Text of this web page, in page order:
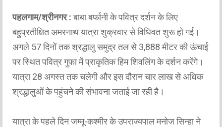
पहलगाम/श्रीनगर :बाबा बर्फानी के पवित्र दर्शन के लिए
बहुप्रतीक्षित अमरनाथ यात्रा शुक्रवार से विधिवत शुरू हो गई।
अगले 57 दिनों तक श्रद्धालु समुद्र तल से 3,888 मीटर की ऊंचाई
पर स्थित पवित्र गुफा में प्राकृतिक हिम शिवलिंग के दर्शन करेंगे।
यात्रा 28 अगस्त तक चलेगी और इस दौरान चार लाख से अधिक
श्रद्धालुओं के पहुंचने की संभावना जताई जा रही है।
यात्रा के पहले दिन जम्मू-कश्मीर के उपराज्यपाल मनोज सिन्हा ने